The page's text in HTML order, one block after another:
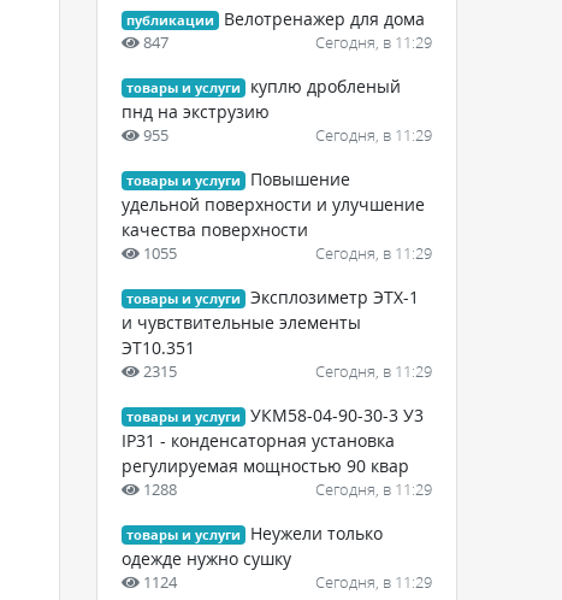
публикации Велотренажер для дома
847 Сегодня, в 11:29
товары и услуги
куплю дробленый
пнд на экструзию
955 Сегодня, в 11:29
товары и услуги
Повышение
удельной поверхности и улучшение
качества поверхности
1055 Сегодня, в 11:29
товары и услуги
Эксплозиметр ЭТХ-1
и чувствительные элементы
ЭТ10.351
2315 Сегодня, в 11:29
товары и услуги
УКМ58-04-90-30-3 У3
IP31 - конденсаторная установка
регулируемая мощностью 90 квар
1288 Сегодня, в 11:29
товары и услуги
Неужели только
одежде нужно сушку
1124 Сегодня, в 11:29